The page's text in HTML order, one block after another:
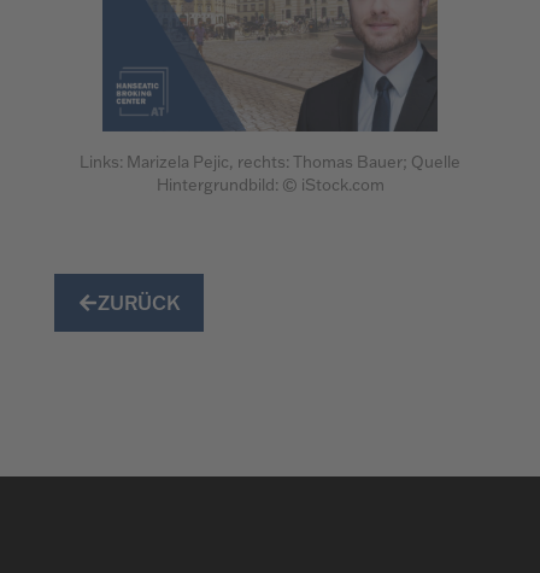
Links: Marizela Pejic, rechts: Thomas Bauer; Quelle
Hintergrundbild: © iStock.com
ZURÜCK